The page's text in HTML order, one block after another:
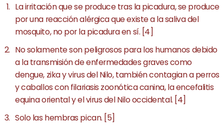
La irritación que se produce tras la picadura, se produce
por una reacción alérgica que existe a la saliva del
mosquito, no por la picadura en sí. [4]
No solamente son peligrosos para los humanos debido
a la transmisión de enfermedades graves como
dengue, zika y virus del Nilo, también contagian a perros
y caballos con filariasis zoonótica canina, la encefalitis
equina oriental y el virus del Nilo occidental. [4]
Solo las hembras pican. [5]